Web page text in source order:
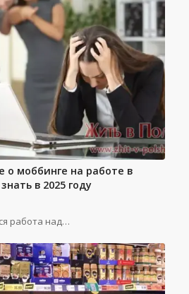
о моббинге на работе в
в 2025 году
работа над…